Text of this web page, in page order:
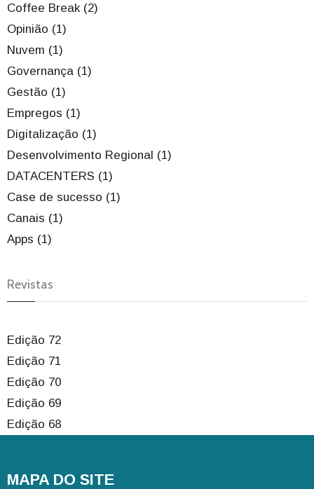
Coffee Break (2)
Opinião (1)
Nuvem (1)
Governança (1)
Gestão (1)
Empregos (1)
Digitalização (1)
Desenvolvimento Regional (1)
DATACENTERS (1)
Case de sucesso (1)
Canais (1)
Apps (1)
Revistas
Edição 72
Edição 71
Edição 70
Edição 69
Edição 68
MAPA DO SITE